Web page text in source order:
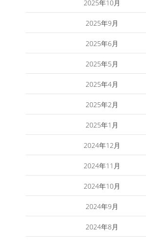
2025年10月
2025年9月
2025年6月
2025年5月
2025年4月
2025年2月
2025年1月
2024年12月
2024年11月
2024年10月
2024年9月
2024年8月